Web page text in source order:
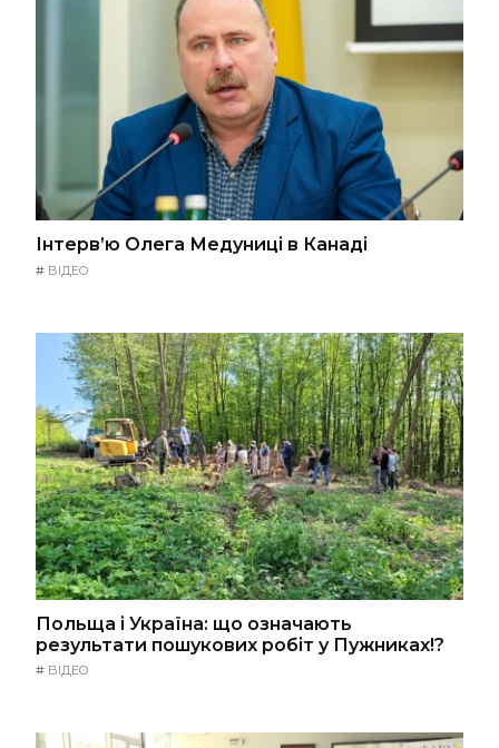
Інтерв’ю Олега Медуниці в Канаді
# ВІДЕО
Польща і Україна: що означають
результати пошукових робіт у Пужниках!?
# ВІДЕО